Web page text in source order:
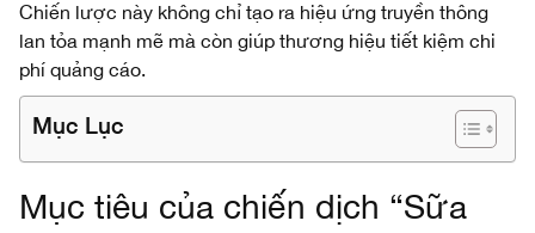
Chiến lược này không chỉ tạo ra hiệu ứng truyền thông
lan tỏa mạnh mẽ mà còn giúp thương hiệu tiết kiệm chi
phí quảng cáo.
Mục Lục
Mục tiêu của chiến dịch “Sữa